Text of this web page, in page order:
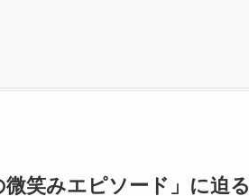
笑みエピソード」に迫る